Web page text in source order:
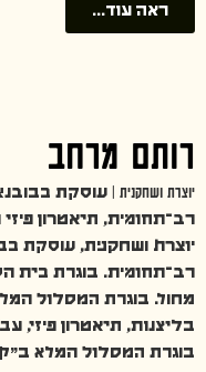
ראה עוד...
רותם מרחב
יוצרת ושחקנית | עוסקת
רב־תחומית, תיאטרון
יוצרת ושחקנית, עוסקת
רב־תחומית. בוגרת בית
מחול. בוגרת המסלול
בליצנות, תיאטרון פיזי,
בוגרת המסלול המלא